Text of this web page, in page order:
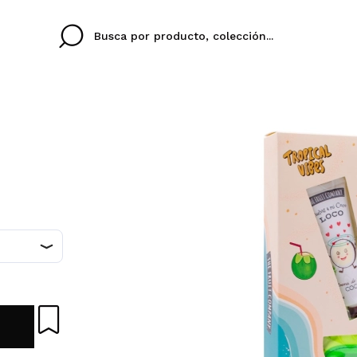
No tengo cuenta
Al crear una cuenta
rápidamente, revisar
anteriores.
IDIOMA ESPAÑOL ENGLISH
Ines
colori